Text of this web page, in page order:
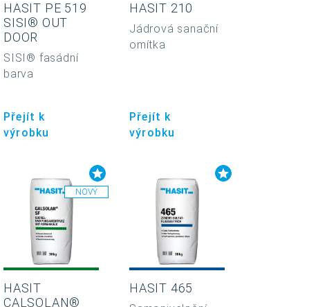
HASIT PE 519
SISI® OUT
DOOR
SISI® fasádní
barva
Přejít k
výrobku
HASIT 210
Jádrová sanační
omítka
Přejít k
výrobku
NOVÝ
HASIT
CALSOLAN®
HASIT 465